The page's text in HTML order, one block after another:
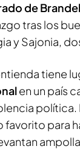
de
tras los
y Sajonia,
tiene
en un país
favorito para